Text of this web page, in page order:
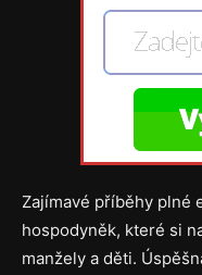
Zajímavé příběhy plné
hospodyněk, které si
manžely a děti.